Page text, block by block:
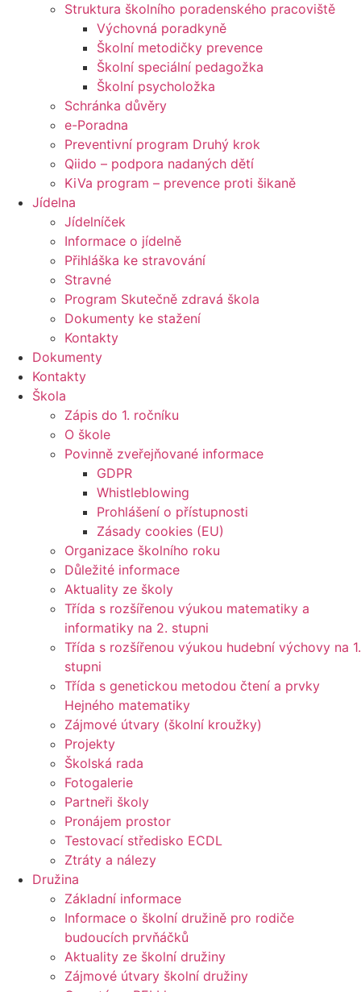
Struktura školního poradenského pracoviště
Výchovná poradkyně
Školní metodičky prevence
Školní speciální pedagožka
Školní psycholožka
Schránka důvěry
e-Poradna
Preventivní program Druhý krok
Qiido – podpora nadaných dětí
KiVa program – prevence proti šikaně
Jídelna
Jídelníček
Informace o jídelně
Přihláška ke stravování
Stravné
Program Skutečně zdravá škola
Dokumenty ke stažení
Kontakty
Dokumenty
Kontakty
Škola
Zápis do 1. ročníku
O škole
Povinně zveřejňované informace
GDPR
Whistleblowing
Prohlášení o přístupnosti
Zásady cookies (EU)
Organizace školního roku
Důležité informace
Aktuality ze školy
Třída s rozšířenou výukou matematiky a
informatiky na 2. stupni
Třída s rozšířenou výukou hudební výchovy na 1.
stupni
Třída s genetickou metodou čtení a prvky
Hejného matematiky
Zájmové útvary (školní kroužky)
Projekty
Školská rada
Fotogalerie
Partneři školy
Pronájem prostor
Testovací středisko ECDL
Ztráty a nálezy
Družina
Základní informace
Informace o školní družině pro rodiče
budoucích prvňáčků
Aktuality ze školní družiny
Zájmové útvary školní družiny